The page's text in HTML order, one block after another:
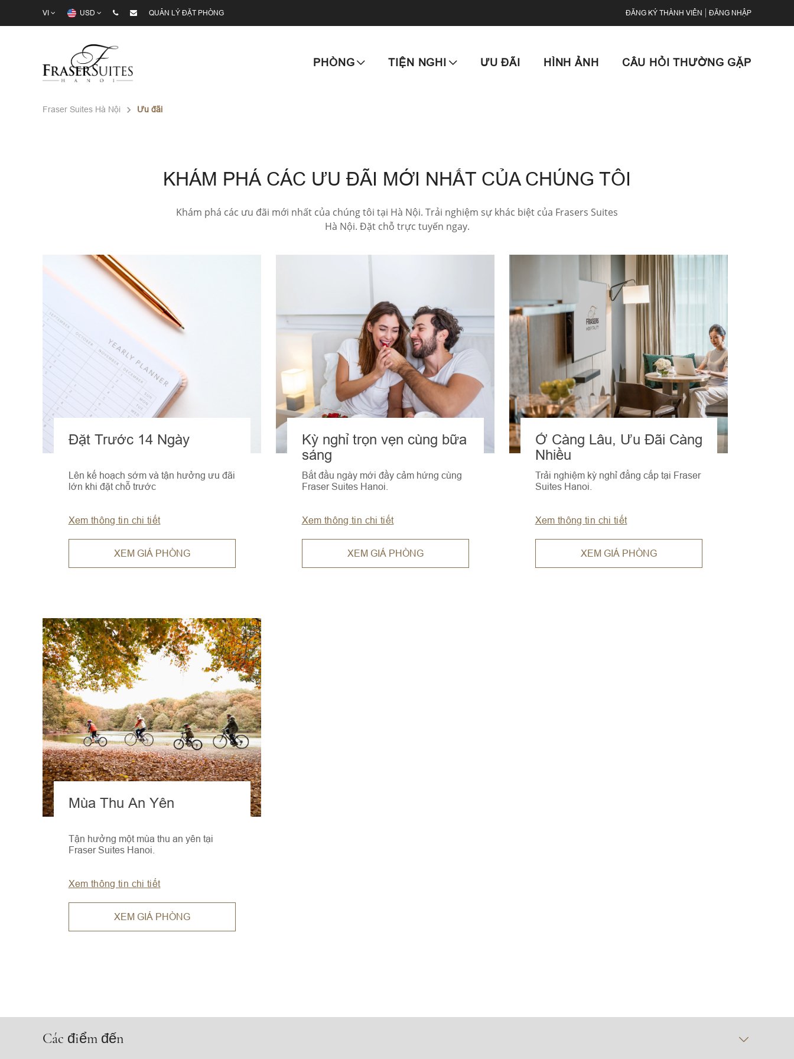
VI USD QUẢN LÝ ĐẶT PHÒNG ĐĂNG KÝ THÀNH VIÊN ĐĂNG NHẬP
PHÒNG TIỆN NGHI ƯU ĐÃI HÌNH ẢNH CÂU HỎI THƯỜNG GẶP
Fraser Suites Hà Nội Ưu đãi
KHÁM PHÁ CÁC ƯU ĐÃI MỚI NHẤT CỦA CHÚNG TÔI
Khám phá các ưu đãi mới nhất của chúng tôi tại Hà Nội. Trải nghiệm sự khác biệt của Frasers Suites
Hà Nội. Đặt chỗ trực tuyến ngay.
Đặt Trước 14 Ngày
Lên kế hoạch sớm và tận hưởng ưu đãi
lớn khi đặt chỗ trước
Xem thông tin chi tiết
XEM GIÁ PHÒNG
Kỳ nghỉ trọn vẹn cùng bữa
sáng
Bắt đầu ngày mới đầy cảm hứng cùng
Fraser Suites Hanoi.
Xem thông tin chi tiết
XEM GIÁ PHÒNG
Ở Càng Lâu, Ưu Đãi Càng
Nhiều
Trải nghiệm kỳ nghỉ đẳng cấp tại Fraser
Suites Hanoi.
Xem thông tin chi tiết
XEM GIÁ PHÒNG
Mùa Thu An Yên
Tận hưởng một mùa thu an yên tại
Fraser Suites Hanoi.
Xem thông tin chi tiết
XEM GIÁ PHÒNG
Các điểm đến